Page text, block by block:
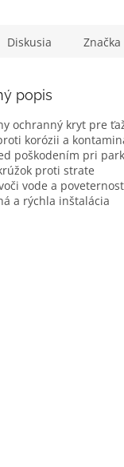
Diskusia Značka
popis
ochranný kryt pre
korózii a
poškodením pri
proti strate
vode a
a rýchla inštalácia